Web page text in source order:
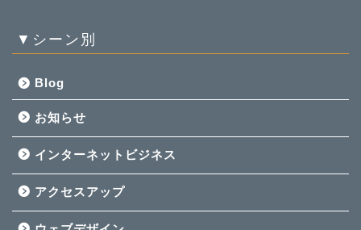
▼シーン別
Blog
お知らせ
インターネットビジネス
アクセスアップ